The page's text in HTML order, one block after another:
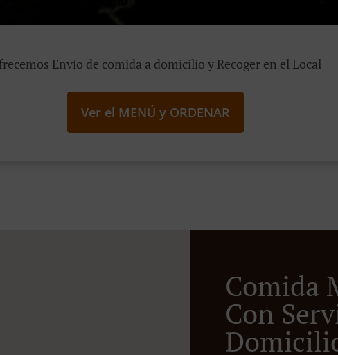
Envío de comida a domicilio y Recoger en el Local
Ver el MENÚ y ORDENAR
Comida
Con